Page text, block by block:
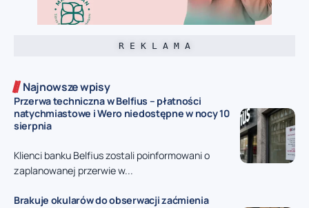
R E K L A M A
Najnowsze wpisy
Przerwa techniczna w Belfius – płatności
natychmiastowe i Wero niedostępne w nocy 10
sierpnia
Klienci banku Belfius zostali poinformowani o
zaplanowanej przerwie w...
Brakuje okularów do obserwacji zaćmienia